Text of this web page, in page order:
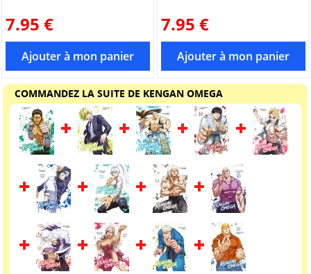
7.95 € 7.95 €
COMMANDEZ LA SUITE DE KENGAN OMEGA